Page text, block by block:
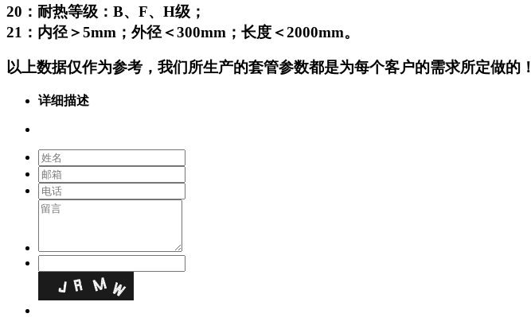
20：耐热等级：B、F、H级；
21：内径＞5mm；外径＜300mm；长度＜2000mm。
以上数据仅作为参考，我们所生产的套管参数都是为每个客户的需求所定做的！
详细描述